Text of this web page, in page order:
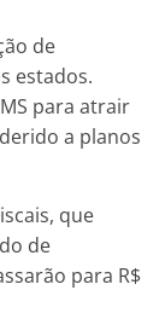
de
estados.
para atrair
a planos
que
de
para R$